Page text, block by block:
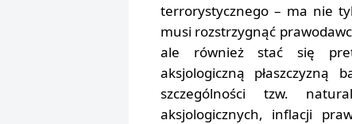
terrorystycznego – ma nie
musi rozstrzygnąć
ale również stać się
aksjologiczną
szczególności tzw.
aksjologicznych, inflacji